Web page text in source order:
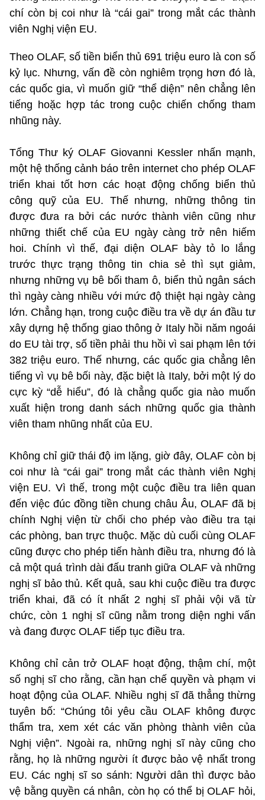
chí còn bị coi như là “cái gai” trong mắt các thành
viên Nghị viện EU.
Theo OLAF, số tiền biển thủ 691 triệu euro là con số
kỷ lục. Nhưng, vấn đề còn nghiêm trọng hơn đó là,
các quốc gia, vì muốn giữ “thể diện” nên chẳng lên
tiếng hoặc hợp tác trong cuộc chiến chống tham
nhũng này.
Tổng Thư ký OLAF Giovanni Kessler nhấn mạnh,
một hệ thống cảnh báo trên internet cho phép OLAF
triển khai tốt hơn các hoạt động chống biển thủ
công quỹ của EU. Thế nhưng, những thông tin
được đưa ra bởi các nước thành viên cũng như
những thiết chế của EU ngày càng trở nên hiếm
hoi. Chính vì thế, đại diện OLAF bày tỏ lo lắng
trước thực trạng thông tin chia sẻ thì sụt giảm,
nhưng những vụ bê bối tham ô, biển thủ ngân sách
thì ngày càng nhiều với mức độ thiệt hại ngày càng
lớn. Chẳng hạn, trong cuộc điều tra về dự án đầu tư
xây dựng hệ thống giao thông ở Italy hồi năm ngoái
do EU tài trợ, số tiền phải thu hồi vì sai phạm lên tới
382 triệu euro. Thế nhưng, các quốc gia chẳng lên
tiếng vì vụ bê bối này, đặc biệt là Italy, bởi một lý do
cực kỳ “dễ hiểu”, đó là chẳng quốc gia nào muốn
xuất hiện trong danh sách những quốc gia thành
viên tham nhũng nhất của EU.
Không chỉ giữ thái độ im lặng, giờ đây, OLAF còn bị
coi như là “cái gai” trong mắt các thành viên Nghị
viện EU. Vì thế, trong một cuộc điều tra liên quan
đến việc đúc đồng tiền chung châu Âu, OLAF đã bị
chính Nghị viện từ chối cho phép vào điều tra tại
các phòng, ban trực thuộc. Mặc dù cuối cùng OLAF
cũng được cho phép tiến hành điều tra, nhưng đó là
cả một quá trình dài đấu tranh giữa OLAF và những
nghị sĩ bảo thủ. Kết quả, sau khi cuộc điều tra được
triển khai, đã có ít nhất 2 nghị sĩ phải vội vã từ
chức, còn 1 nghị sĩ cũng nằm trong diện nghi vấn
và đang được OLAF tiếp tục điều tra.
Không chỉ cản trở OLAF hoạt động, thậm chí, một
số nghị sĩ cho rằng, cần hạn chế quyền và phạm vi
hoạt động của OLAF. Nhiều nghị sĩ đã thẳng thừng
tuyên bố: “Chúng tôi yêu cầu OLAF không được
thẩm tra, xem xét các văn phòng thành viên của
Nghị viện”. Ngoài ra, những nghị sĩ này cũng cho
rằng, họ là những người ít được bảo vệ nhất trong
EU. Các nghị sĩ so sánh: Người dân thì được bảo
vệ bằng quyền cá nhân, còn họ có thể bị OLAF hỏi,